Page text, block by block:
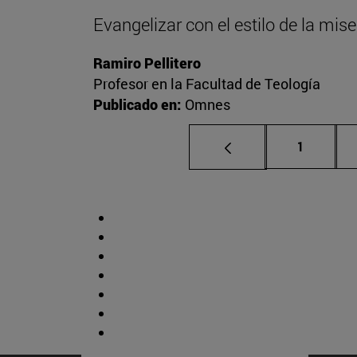
Evangelizar con el estilo de la
Ramiro Pellitero
Profesor en la Facultad de Teología
Publicado en: Omnes
Página
1